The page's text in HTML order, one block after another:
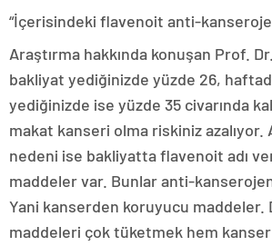
“İçerisindeki flavenoit anti-
Araştırma hakkında konuşan Prof.
bakliyat yediğinizde yüzde 26,
yediğinizde ise yüzde 35 civarında
makat kanseri olma riskiniz azalıyor.
nedeni ise bakliyatta flavenoit adı
maddeler var. Bunlar anti-
Yani kanserden koruyucu maddeler.
maddeleri çok tüketmek hem